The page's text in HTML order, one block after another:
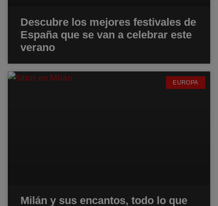
Descubre los mejores festivales de
España que se van a celebrar este
verano
EUROPA
Milán y sus encantos, todo lo que